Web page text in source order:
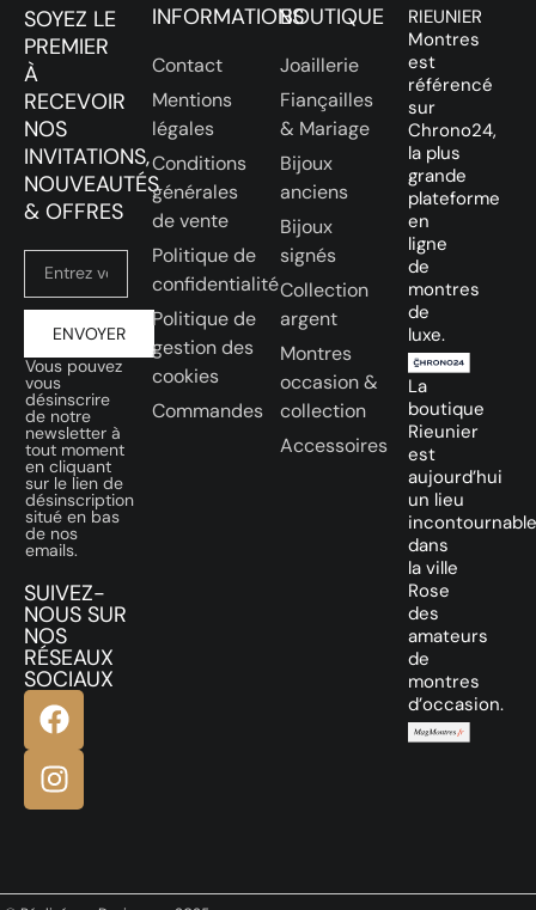
SOYEZ LE
PREMIER
À
RECEVOIR
NOS
INVITATIONS,
NOUVEAUTÉS
& OFFRES
ENVOYER
Vous pouvez
vous
désinscrire
de notre
newsletter à
tout moment
en cliquant
sur le lien de
désinscription
situé en bas
de nos
emails.
SUIVEZ-
NOUS SUR
NOS
RÉSEAUX
SOCIAUX
INFORMATIONS
Contact
Mentions
légales
Conditions
générales
de vente
Politique de
confidentialité
Politique de
gestion des
cookies
Commandes
BOUTIQUE
Joaillerie
Fiançailles
& Mariage
Bijoux
anciens
Bijoux
signés
Collection
argent
Montres
occasion &
collection
Accessoires
RIEUNIER
Montres
est
référencé
sur
Chrono24,
la plus
grande
plateforme
en
ligne
de
montres
de
luxe.
La
boutique
Rieunier
est
aujourd’hui
un lieu
incontournable
dans
la ville
Rose
des
amateurs
de
montres
d’occasion.